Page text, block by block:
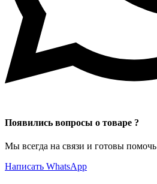
Появились вопросы о товаре ?
Мы всегда на связи и готовы помочь
Написать WhatsApp